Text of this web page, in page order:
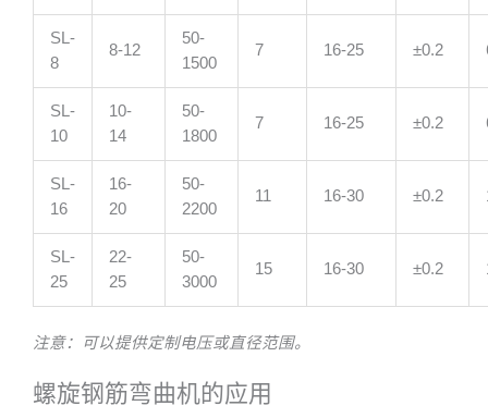
SL-
8
8-12
50-
1500
7 16-25 ±0.2
SL-
10
10-
14
50-
1800
7 16-25 ±0.2
SL-
16
16-
20
50-
2200
11 16-30 ±0.2
SL-
25
22-
25
50-
3000
15 16-30 ±0.2
注意：可以提供定制电压或直径范围。
螺旋钢筋弯曲机的应用